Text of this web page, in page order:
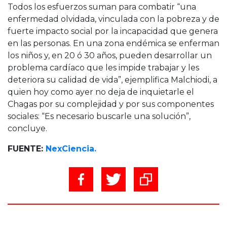
Todos los esfuerzos suman para combatir “una
enfermedad olvidada, vinculada con la pobreza y de
fuerte impacto social por la incapacidad que genera
en las personas. En una zona endémica se enferman
los niños y, en 20 ó 30 años, pueden desarrollar un
problema cardíaco que les impide trabajar y les
deteriora su calidad de vida”, ejemplifica Malchiodi, a
quien hoy como ayer no deja de inquietarle el
Chagas por su complejidad y por sus componentes
sociales: “Es necesario buscarle una solución”,
concluye.
FUENTE: NexCiencia.